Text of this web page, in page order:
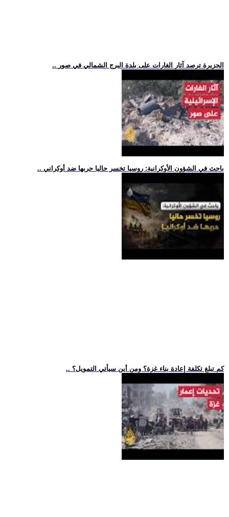
.. الجزيرة ترصد آثار الغارات على بلدة البرج الشمالي في صور
.. باحث في الشؤون الأوكرانية: روسيا تخسر حاليا حربها ضد أوكراني
.. كم تبلغ تكلفة إعادة بناء غزة؟ ومن أين سيأتي التمويل؟